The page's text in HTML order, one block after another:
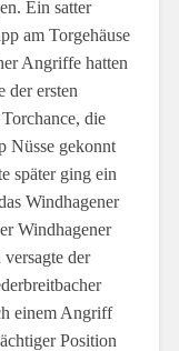
Ein satter
am Torgehäuse
Angriffe hatten
der ersten
die
Nüsse gekonnt
später ging ein
Windhagener
Windhagener
der
einem Angriff
Position